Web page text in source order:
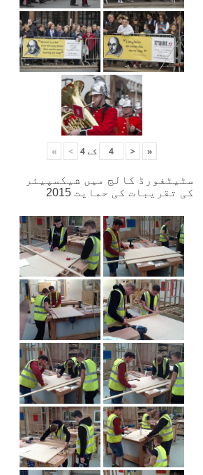
«
< کے4
>
»
سٹیٹفورڈ کالج میں شیکسپیئر
کی تقریبات کی حمایت 2015